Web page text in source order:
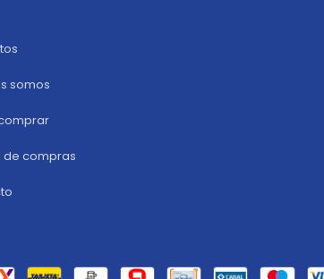
somos
de compras